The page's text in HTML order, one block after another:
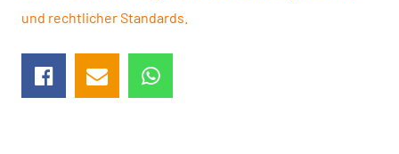
und rechtlicher Standards.